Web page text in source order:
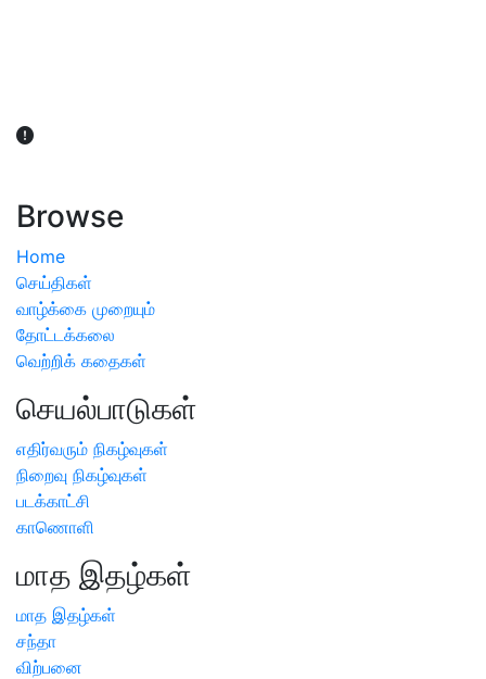
Browse
Home
செய்திகள்
வாழ்க்கை முறையும்
தோட்டக்கலை
வெற்றிக் கதைகள்
செயல்பாடுகள்
எதிர்வரும் நிகழ்வுகள்
நிறைவு நிகழ்வுகள்
படக்காட்சி
காணொளி
மாத இதழ்கள்
மாத இதழ்கள்
சந்தா
விற்பனை